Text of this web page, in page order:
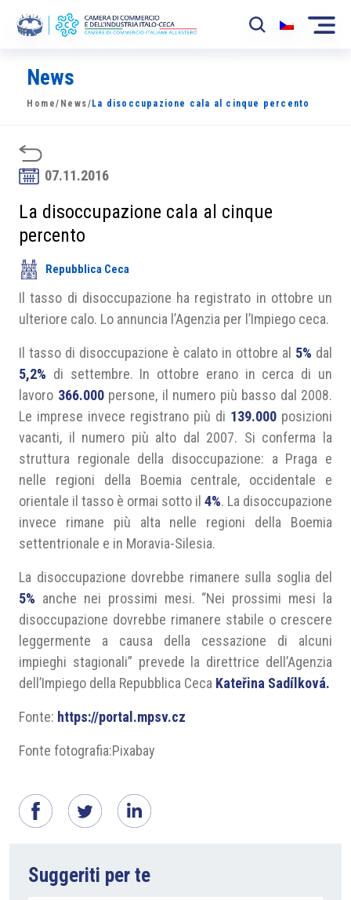
La Camera
News
Eventi
Sviluppo Mercato
Soci
Progetti
Area riservata
News
Home/ News/ La disoccupazione cala al cinque percento
07.11.2016
La disoccupazione cala al cinque
percento
Repubblica Ceca
Il tasso di disoccupazione ha registrato in ottobre un
ulteriore calo. Lo annuncia l’Agenzia per l’Impiego ceca.
Il tasso di disoccupazione è calato in ottobre al 5% dal
5,2% di settembre. In ottobre erano in cerca di un
lavoro 366.000persone, il numero più basso dal 2008.
Le imprese invece registrano più di 139.000 posizioni
vacanti, il numero più alto dal 2007. Si conferma la
struttura regionale della disoccupazione: a Praga e
nelle regioni della Boemia centrale, occidentale e
orientale il tasso è ormai sotto il 4%. La disoccupazione
invece rimane più alta nelle regioni della Boemia
settentrionale e in Moravia-Silesia.
La disoccupazione dovrebbe rimanere sulla soglia del
5% anche nei prossimi mesi. “Nei prossimi mesi la
disoccupazione dovrebbe rimanere stabile o crescere
leggermente a causa della cessazione di alcuni
impieghi stagionali” prevede la direttrice dell’Agenzia
dell’Impiego della Repubblica Ceca Kateřina Sadílková.
Fonte: https://portal.mpsv.cz
Fonte fotografia:Pixabay
Suggeriti per te